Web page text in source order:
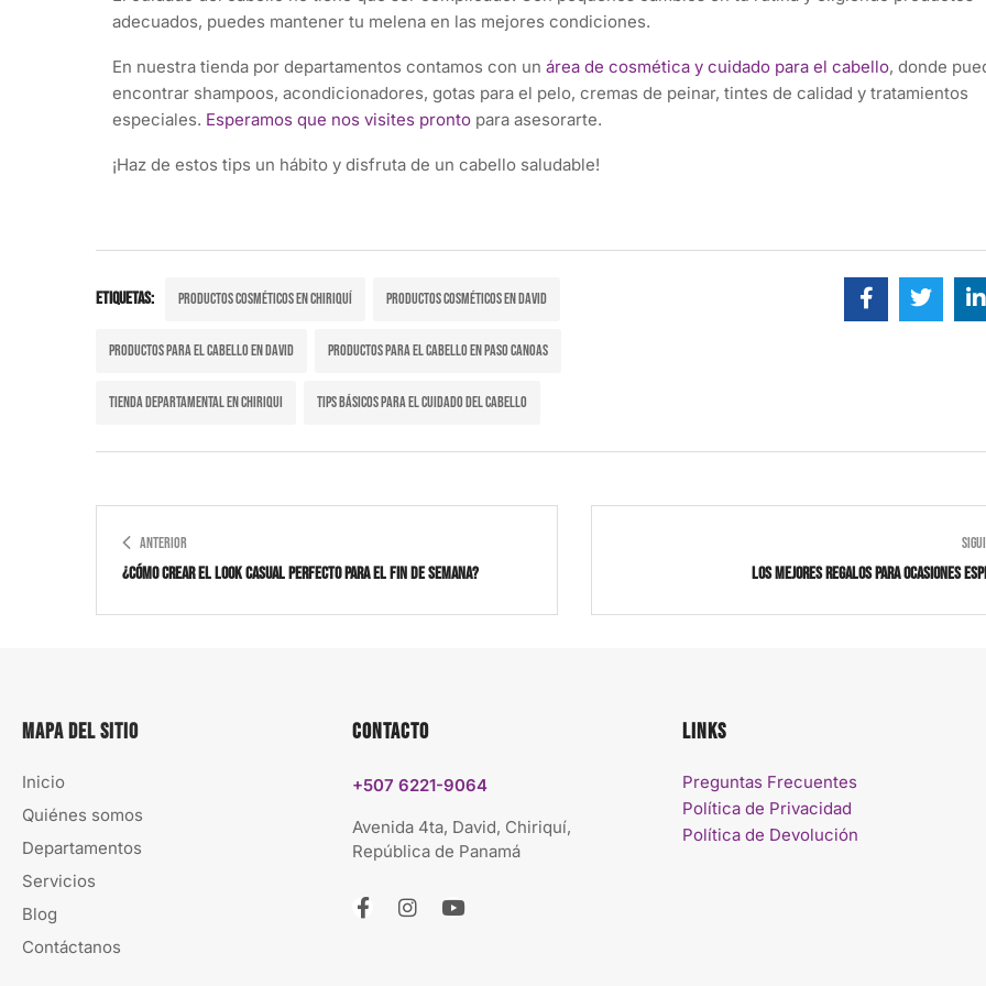
adecuados, puedes mantener tu melena en las mejores condiciones.
En nuestra tienda por departamentos contamos con un área de cosmética y cuidado para el cabello, donde
encontrar shampoos, acondicionadores, gotas para el pelo, cremas de peinar, tintes de calidad y tratamientos
especiales. Esperamos que nos visites pronto para asesorarte.
¡Haz de estos tips un hábito y disfruta de un cabello saludable!
Etiquetas: Productos cosméticos en Chiriquí Productos cosméticos en David
Productos para el cabello en David Productos para el cabello en Paso Canoas
Tienda departamental en Chiriqui Tips básicos para el cuidado del cabello
ANTERIOR
¿Cómo crear el look casual perfecto para el fin de semana? Los mejores regalos para ocasiones
Mapa del sitio
Inicio
Quiénes somos
Departamentos
Servicios
Blog
Contáctanos
Contacto
+507 6221-9064
Avenida 4ta, David, Chiriquí,
República de Panamá
Links
Preguntas Frecuentes
Política de Privacidad
Política de Devolución